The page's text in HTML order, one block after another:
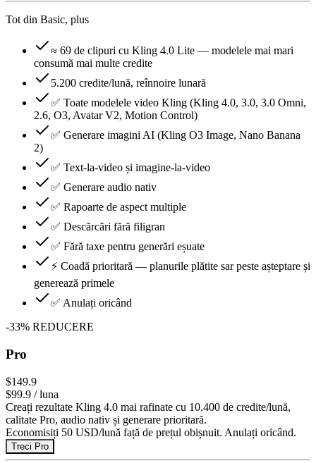
Tot din Basic, plus
≈ 69 de clipuri cu Kling 4.0 Lite — modelele mai mari
consumă mai multe credite
5.200 credite/lună, reînnoire lunară
✅ Toate modelele video Kling (Kling 4.0, 3.0, 3.0 Omni,
2.6, O3, Avatar V2, Motion Control)
✅ Generare imagini AI (Kling O3 Image, Nano Banana
2)
✅ Text-la-video și imagine-la-video
✅ Generare audio nativ
✅ Rapoarte de aspect multiple
✅ Descărcări fără filigran
✅ Fără taxe pentru generări eșuate
⚡ Coadă prioritară — planurile plătite sar peste așteptare și
generează primele
✅ Anulați oricând
-33% REDUCERE
Pro
$149.9
$99.9 / luna
Creați rezultate Kling 4.0 mai rafinate cu 10.400 de credite/lună,
calitate Pro, audio nativ și generare prioritară.
Economisiți 50 USD/lună față de prețul obișnuit. Anulați oricând.
Treci Pro